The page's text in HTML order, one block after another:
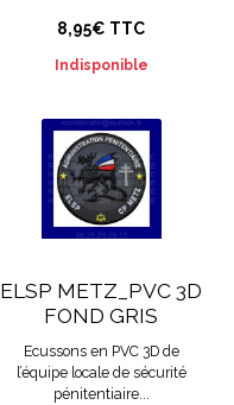
8,95€ TTC
Indisponible
ELSP METZ_PVC 3D
FOND GRIS
Ecussons en PVC 3D de
l’équipe locale de sécurité
pénitentiaire...